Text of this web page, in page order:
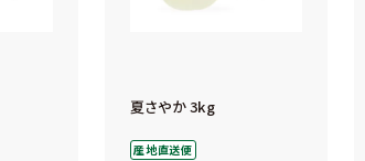
夏さやか 3kg
産地直送便